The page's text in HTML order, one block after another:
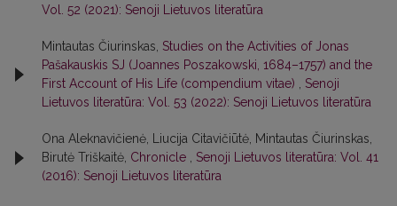
Vol. 52 (2021): Senoji Lietuvos literatūra
Mintautas Čiurinskas, Studies on the Activities of Jonas
Pašakauskis SJ (Joannes Poszakowski, 1684–1757) and the
First Account of His Life (compendium vitae) , Senoji
Lietuvos literatūra: Vol. 53 (2022): Senoji Lietuvos literatūra
Ona Aleknavičienė, Liucija Citavičiūtė, Mintautas Čiurinskas,
Birutė Triškaitė, Chronicle , Senoji Lietuvos literatūra: Vol. 41
(2016): Senoji Lietuvos literatūra